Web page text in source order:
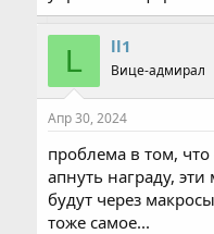
L ll1
Вице-адмирал
Апр 30, 2024
проблема в том,
апнуть награду,
будут через
тоже самое...